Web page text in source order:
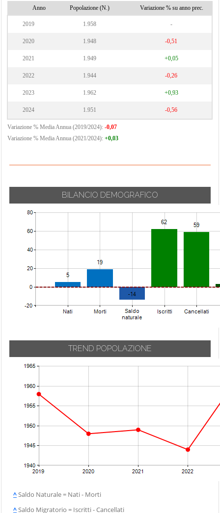
Anno Popolazione (N.) Variazione % su anno prec.
2019 1.958 -
2020 1.948 -0,51
2021 1.949 +0,05
2022 1.944 -0,26
2023 1.962 +0,93
2024 1.951 -0,56
Variazione % Media Annua (2019/2024): -0,07
Variazione % Media Annua (2021/2024): +0,03
BILANCIO DEMOGRAFICO
TREND POPOLAZIONE
^Saldo Naturale = Nati - Morti
^Saldo Migratorio = Iscritti - Cancellati